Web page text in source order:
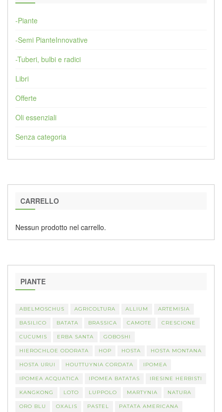
-Piante
-Semi PianteInnovative
-Tuberi, bulbi e radici
Libri
Offerte
Oli essenziali
Senza categoria
CARRELLO
Nessun prodotto nel carrello.
PIANTE
ABELMOSCHUS AGRICOLTURA ALLIUM ARTEMISIA
BASILICO BATATA BRASSICA CAMOTE CRESCIONE
CUCUMIS ERBA SANTA GOBOSHI
HIEROCHLOE ODORATA HOP HOSTA HOSTA MONTANA
HOSTA URUI HOUTTUYNIA CORDATA IPOMEA
IPOMEA ACQUATICA IPOMEA BATATAS IRESINE HERBISTI
KANGKONG LOTO LUPPOLO MARTYNIA NATURA
ORO BLU OXALIS PASTEL PATATA AMERICANA